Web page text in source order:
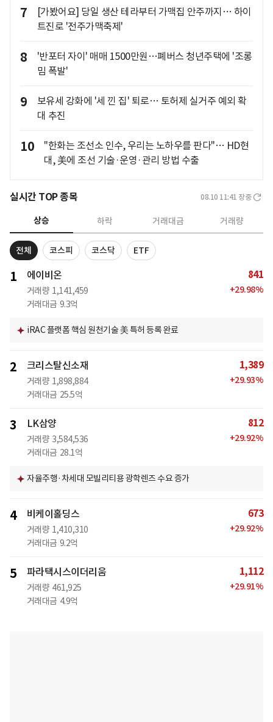
7
[가봤어요] 당일 생산 테라부터 가맥집 안주까지… 하이
트진로 '전주가맥축제'
8
'반포터 자이' 매매 1500만원…폐버스 청년주택에 '조롱
밈 폭발'
9
보유세 강화에 '세 낀 집' 퇴로… 토허제 실거주 예외 확
대 추진
10
"한화는 조선소 인수, 우리는 노하우를 판다"… HD현
대, 美에 조선 기술·운영·관리 방법 수출
실시간 TOP 종목 08.10 11:41 장중
상승 하락 거래대금 거래량
전체 코스피 코스닥 ETF
1 에이비온
거래량 1,141,459
거래대금 9.3억
841
+29.98%
iRAC 플랫폼 핵심 원천기술 美 특허 등록 완료
2 크리스탈신소재
거래량 1,898,884
거래대금 25.5억
1,389
+29.93%
3 LK삼양
거래량 3,584,536
거래대금 28.1억
812
+29.92%
자율주행·차세대 모빌리티용 광학렌즈 수요 증가
4 비케이홀딩스
거래량 1,410,310
거래대금 9.2억
673
+29.92%
5 파라택시스이더리움
거래량 461,925
거래대금 4.9억
1,112
+29.91%